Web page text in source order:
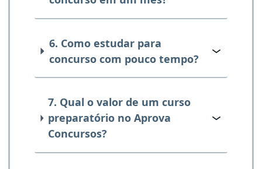
6. Como estudar para
concurso com pouco tempo?
7. Qual o valor de um curso
preparatório no Aprova
Concursos?